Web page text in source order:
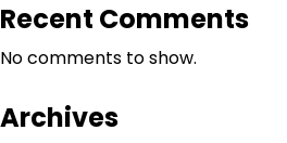
Recent Comments
No comments to show.
Archives